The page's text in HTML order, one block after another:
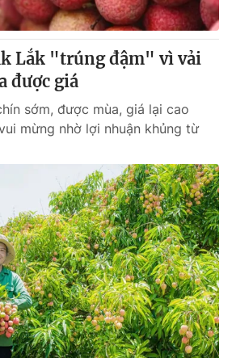
Lắk "trúng đậm" vì vải
được giá
sớm, được mùa, giá lại cao
mừng nhờ lợi nhuận khủng từ